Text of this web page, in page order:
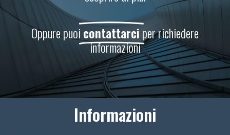
Oppure puoicontattarciper richiedere
informazioni
Informazioni